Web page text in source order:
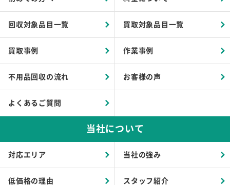
回収対象品目一覧 買取対象品目一覧
買取事例 作業事例
不用品回収の流れ お客様の声
よくあるご質問
当社について
対応エリア 当社の強み
低価格の理由 スタッフ紹介